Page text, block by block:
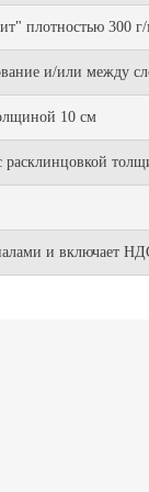
плотностью 300
и/или между
10 см
расклинцовкой
и включает